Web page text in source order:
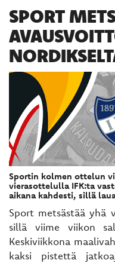
SPORT
Sportin kolmen ottelun
vierasottelulla IFK:ta
aikana kahdesti, sillä
Sport metsästää yhä
sillä viime viikon
Keskiviikkona
kaksi pistettä